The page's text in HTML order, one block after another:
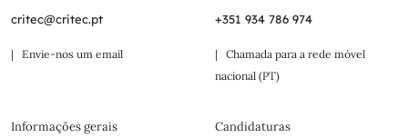
critec@critec.pt
| Envie-nos um email
+351 934 786 974
| Chamada para a rede móvel
nacional (PT)
Informações gerais Candidaturas